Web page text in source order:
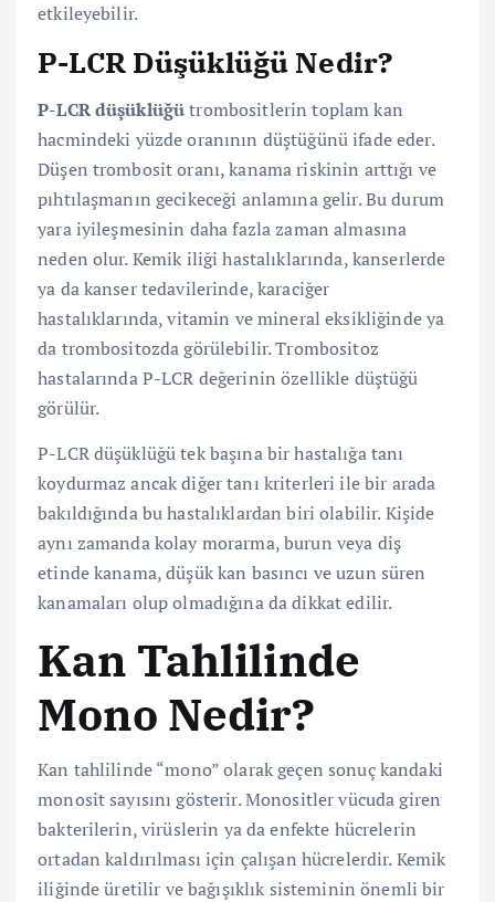
etkileyebilir.
P-LCR Düşüklüğü Nedir?
P-LCR düşüklüğütrombositlerin toplam kan
hacmindeki yüzde oranının düştüğünü ifade eder.
Düşen trombosit oranı, kanama riskinin arttığı ve
pıhtılaşmanın gecikeceği anlamına gelir. Bu durum
yara iyileşmesinin daha fazla zaman almasına
neden olur. Kemik iliği hastalıklarında, kanserlerde
ya da kanser tedavilerinde, karaciğer
hastalıklarında, vitamin ve mineral eksikliğinde ya
da trombositozda görülebilir. Trombositoz
hastalarında P-LCR değerinin özellikle düştüğü
görülür.
P-LCR düşüklüğü tek başına bir hastalığa tanı
koydurmaz ancak diğer tanı kriterleri ile bir arada
bakıldığında bu hastalıklardan biri olabilir. Kişide
aynı zamanda kolay morarma, burun veya diş
etinde kanama, düşük kan basıncı ve uzun süren
kanamaları olup olmadığına da dikkat edilir.
Kan Tahlilinde
Mono Nedir?
Kan tahlilinde “mono” olarak geçen sonuç kandaki
monosit sayısını gösterir. Monositler vücuda giren
bakterilerin, virüslerin ya da enfekte hücrelerin
ortadan kaldırılması için çalışan hücrelerdir. Kemik
iliğinde üretilir ve bağışıklık sisteminin önemli bir